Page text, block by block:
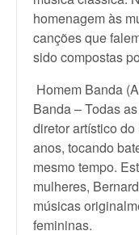
homenagem às
canções que
sido compostas
Homem Banda
Banda – Todas
diretor artístico
anos, tocando
mesmo tempo.
mulheres,
músicas
femininas.